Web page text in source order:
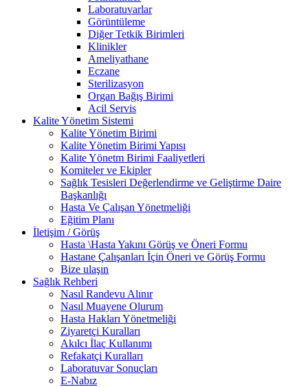
Laboratuvarlar
Görüntüleme
Diğer Tetkik Birimleri
Klinikler
Ameliyathane
Eczane
Sterilizasyon
Organ Bağış Birimi
Acil Servis
Kalite Yönetim Sistemi
Kalite Yönetim Birimi
Kalite Yönetim Birimi Yapısı
Kalite Yönetm Birimi Faaliyetleri
Komiteler ve Ekipler
Sağlık Tesisleri Değerlendirme ve Geliştirme Daire
Başkanlığı
Hasta Ve Çalışan Yönetmeliği
Eğitim Planı
İletişim / Görüş
Hasta \Hasta Yakını Görüş ve Öneri Formu
Hastane Çalışanları İçin Öneri ve Görüş Formu
Bize ulaşın
Sağlık Rehberi
Nasıl Randevu Alınır
Nasıl Muayene Olurum
Hasta Hakları Yönetmeliği
Ziyaretçi Kuralları
Akılcı İlaç Kullanımı
Refakatçi Kuralları
Laboratuvar Sonuçları
E-Nabız